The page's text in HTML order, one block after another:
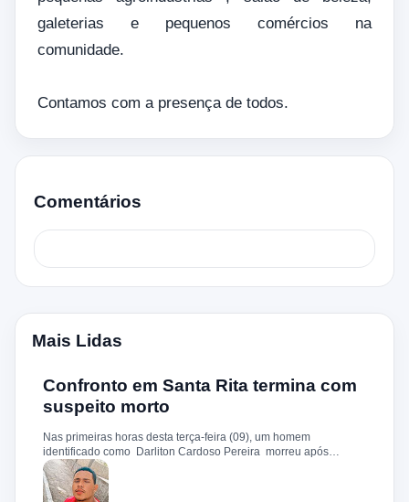
galeterias e pequenos comércios na
comunidade.
Contamos com a presença de todos.
Comentários
Mais Lidas
Confronto em Santa Rita termina com
suspeito morto
Nas primeiras horas desta terça-feira (09), um homem
identificado como Darliton Cardoso Pereira morreu após
confronto com a Polícia Militar no povoado Timbotiba, zona rural
de Santa Rita. De acordo com a PM, os policiais estavam
cumprindo um mandado de prisão contra Darliton, apontado